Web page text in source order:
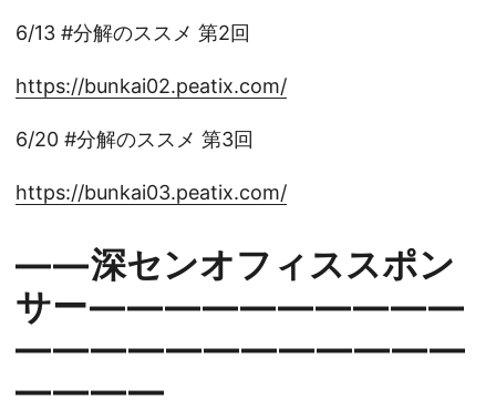
6/13 #分解のススメ 第2回
https://bunkai02.peatix.com/
6/20 #分解のススメ 第3回
https://bunkai03.peatix.com/
— — 深センオフィススポン
サー — — — — — — — — — —
— — — — — — — — — — — —
— — — —